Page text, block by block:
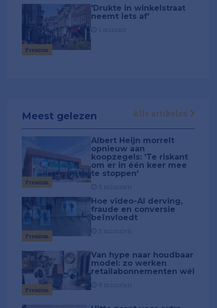
Premium
'Drukte in winkelstraat
neemt iets af'
Meest gelezen Alle artikelen
Premium
Albert Heijn morrelt
opnieuw aan
koopzegels: 'Te riskant
om er in één keer mee
te stoppen'
Premium
Hoe video-AI derving,
fraude en conversie
beïnvloedt
Premium
Van hype naar houdbaar
model: zo werken
retailabonnementen wél